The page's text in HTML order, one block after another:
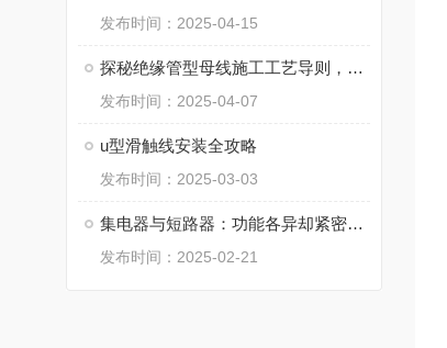
发布时间：2025-04-15
探秘绝缘管型母线施工工艺导则，保障电力安全
发布时间：2025-04-07
u型滑触线安装全攻略
发布时间：2025-03-03
集电器与短路器：功能各异却紧密相连的电气元件
发布时间：2025-02-21